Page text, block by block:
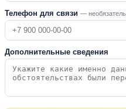
Телефон для связи —
Дополнительные сведения